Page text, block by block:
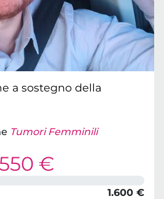
a sostegno della
Tumori Femminili
550 €
1.600 €